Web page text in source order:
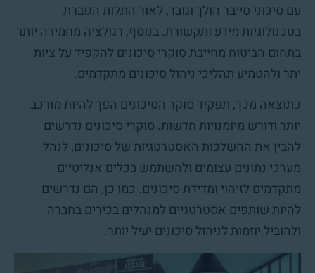
עם סיכוני סייבר הולך וגובר, לאור התלות הגוברת
בטכנולוגיות מידע ותקשורת. בנוסף, רגולציה מחמירה יותר
בתחום הביטוח מחייבת סוקרי סיכונים להקפיד על ציות
יתר ולהטמיע תהליכי ניהול סיכונים מתקדמים.
כתוצאה מכך, תפקיד סוקר הסיכונים הפך להיות מורכב
יותר ודורש מיומנויות חדשות. סוקרי סיכונים נדרשים
להבין את ההשלכות האסטרטגיות של סיכונים, לנהל
מערכי נתונים עצומים ולהשתמש בכלים אנליטיים
מתקדמים לזיהוי ומדידת סיכונים. כמו כן, הם נדרשים
להיות שותפים אסטרטגיים למנהלים בכירים בחברה
ולהוביל יוזמות לניהול סיכונים יעיל יותר.